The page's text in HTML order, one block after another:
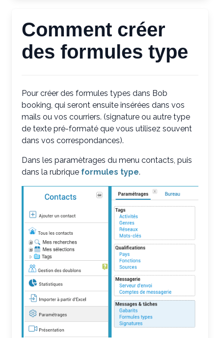
Comment créer
des formules type
Pour créer des formules types dans Bob
booking, qui seront ensuite insérées dans vos
mails ou vos courriers. (signature ou autre type
de texte pré-formaté que vous utilisez souvent
dans vos correspondances).
Dans les paramètrages du menu contacts, puis
dans la rubrique formules type.